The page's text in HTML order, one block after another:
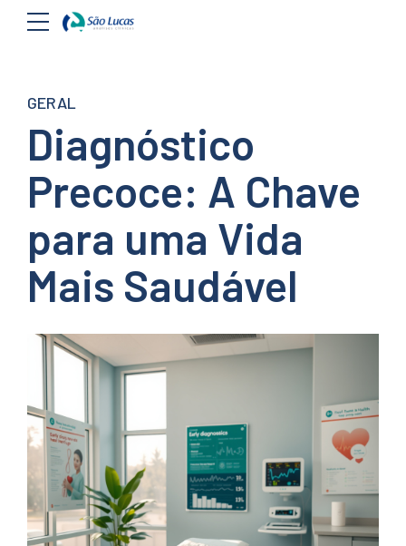
GERAL
Diagnóstico
Precoce: A Chave
para uma Vida
Mais Saudável